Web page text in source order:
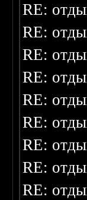
RE:
RE:
RE:
RE:
RE:
RE:
RE:
RE:
RE: